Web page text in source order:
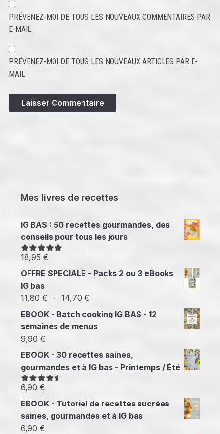
PRÉVENEZ-MOI DE TOUS LES NOUVEAUX COMMENTAIRES PAR
E-MAIL.
PRÉVENEZ-MOI DE TOUS LES NOUVEAUX ARTICLES PAR E-
MAIL.
Mes livres de recettes
IG BAS : 50 recettes gourmandes, des
conseils pour tous les jours
Note5.00
18,95 €
OFFRE SPECIALE - Packs 2 ou 3 eBooks
IG bas
11,80 € – 14,70 €Plage
de
14,70 €
EBOOK - Batch cooking IG BAS - 12
semaines de menus
9,90 €
EBOOK - 30 recettes saines,
gourmandes et à IG bas - Printemps / Été
Note 4.50
6,90 €
EBOOK - Tutoriel de recettes sucrées
saines, gourmandes et à IG bas
6,90 €